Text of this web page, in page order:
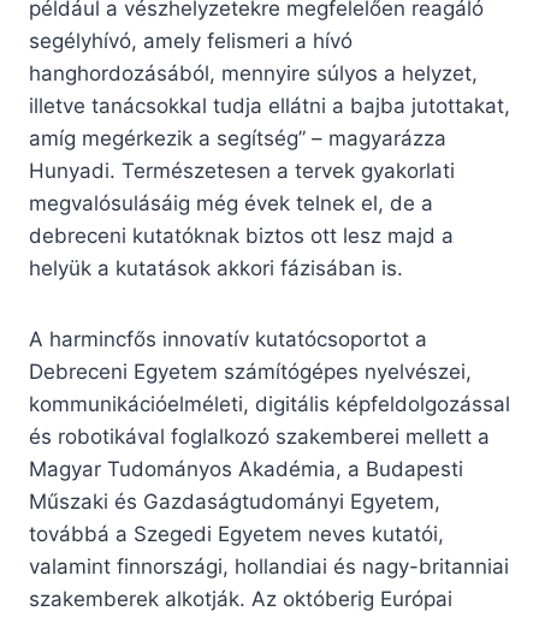
például a vészhelyzetekre megfelelően reagáló
segélyhívó, amely felismeri a hívó
hanghordozásából, mennyire súlyos a helyzet,
illetve tanácsokkal tudja ellátni a bajba jutottakat,
amíg megérkezik a segítség” – magyarázza
Hunyadi. Természetesen a tervek gyakorlati
megvalósulásáig még évek telnek el, de a
debreceni kutatóknak biztos ott lesz majd a
helyük a kutatások akkori fázisában is.
A harmincfős innovatív kutatócsoportot a
Debreceni Egyetem számítógépes nyelvészei,
kommunikációelméleti, digitális képfeldolgozással
és robotikával foglalkozó szakemberei mellett a
Magyar Tudományos Akadémia, a Budapesti
Műszaki és Gazdaságtudományi Egyetem,
továbbá a Szegedi Egyetem neves kutatói,
valamint finnországi, hollandiai és nagy-britanniai
szakemberek alkotják. Az októberig Európai